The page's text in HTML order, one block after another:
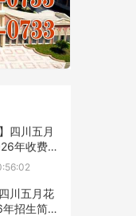
四川五月
年收费标
川五月花
招生简章